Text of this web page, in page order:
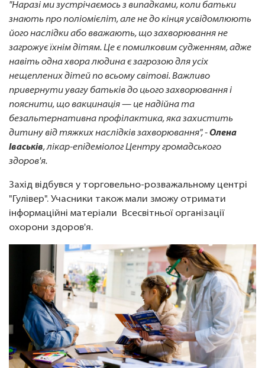
"Наразі ми зустрічаємось з випадками, коли батьки
знають про поліомієліт, але не до кінця усвідомлюють
його наслідки або вважають, що захворювання не
загрожує їхнім дітям. Це є помилковим судженням, адже
навіть одна хвора людина є загрозою для усіх
нещеплених дітей по всьому світові. Важливо
привернути увагу батьків до цього захворювання і
пояснити, що вакцинація — це надійна та
безальтернативна профілактика, яка захистить
дитину від тяжких наслідків захворювання", -Олена
Іваськів, лікар-епідеміолог Центру громадського
здоров'я.
Захід відбувся у торговельно-розважальному центрі
"Гулівер". Учасники також мали зможу отримати
інформаційні матеріали Всесвітньої організації
охорони здоров'я.